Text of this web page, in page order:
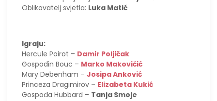
Oblikovatelj svjetla: Luka Matić
Igraju:
Hercule Poirot – Damir Poljičak
Gospodin Bouc – Marko Makovičić
Mary Debenham – Josipa Anković
Princeza Dragimirov – Elizabeta Kukić
Gospođa Hubbard – Tanja Smoje